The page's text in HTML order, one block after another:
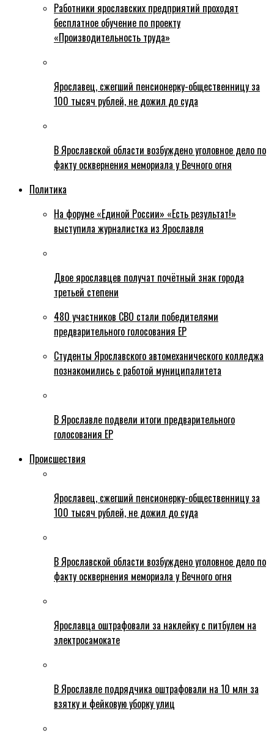
Работники ярославских предприятий проходят
бесплатное обучение по проекту
«Производительность труда»
Ярославец, сжегший пенсионерку-общественницу за
100 тысяч рублей, не дожил до суда
В Ярославской области возбуждено уголовное дело по
факту осквернения мемориала у Вечного огня
Политика
На форуме «Единой России» «Есть результат!»
выступила журналистка из Ярославля
Двое ярославцев получат почётный знак города
третьей степени
480 участников СВО стали победителями
предварительного голосования ЕР
Студенты Ярославского автомеханического колледжа
познакомились с работой муниципалитета
В Ярославле подвели итоги предварительного
голосования ЕР
Происшествия
Ярославец, сжегший пенсионерку-общественницу за
100 тысяч рублей, не дожил до суда
В Ярославской области возбуждено уголовное дело по
факту осквернения мемориала у Вечного огня
Ярославца оштрафовали за наклейку с питбулем на
электросамокате
В Ярославле подрядчика оштрафовали на 10 млн за
взятку и фейковую уборку улиц